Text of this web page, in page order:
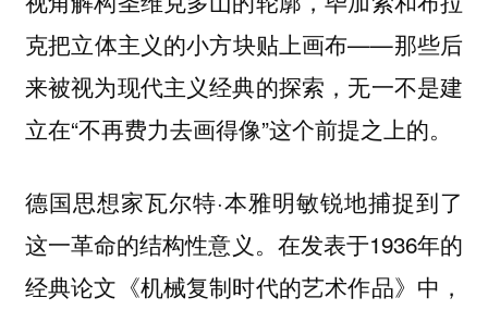
克把立体主义的小方块贴上画布——那些后
来被视为现代主义经典的探索，无一不是建
立在“不再费力去画得像”这个前提之上的。
德国思想家瓦尔特·本雅明敏锐地捕捉到了
这一革命的结构性意义。在发表于1936年的
经典论文《机械复制时代的艺术作品》中，